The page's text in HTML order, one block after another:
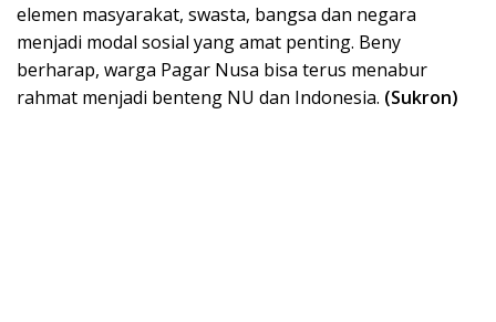
elemen masyarakat, swasta, bangsa dan negara
menjadi modal sosial yang amat penting. Beny
berharap, warga Pagar Nusa bisa terus menabur
rahmat menjadi benteng NU dan Indonesia. (Sukron)